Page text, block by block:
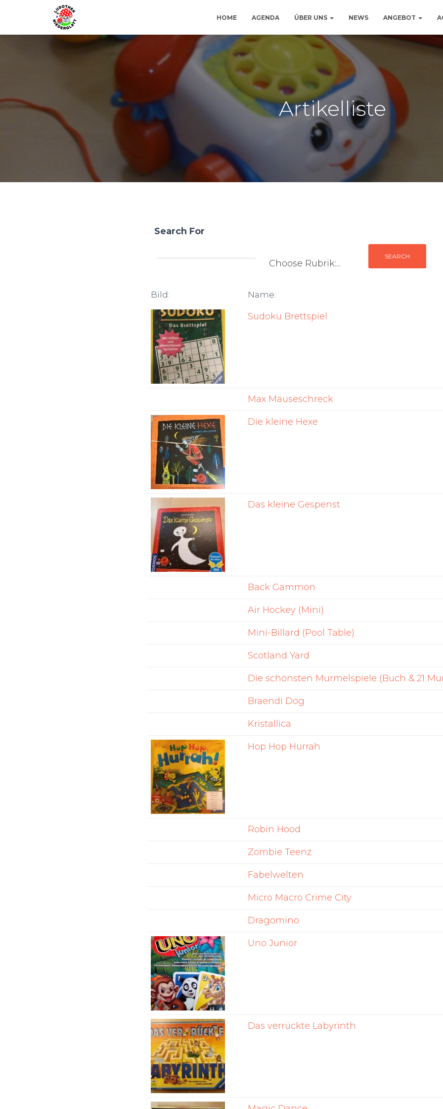
HOME AGENDA ÜBER UNS NEWS ANGEBOT
Artikelliste
Search For
Bild: Name:
Sudoku Brettspiel
Max Mäuseschreck
Die kleine Hexe
Das kleine Gespenst
Back Gammon
Air Hockey (Mini)
Mini-Billard (Pool Table)
Scotland Yard
Die schönsten Murmelspiele (Buch & 21
Braendi Dog
Kristallica
Hop Hop Hurrah
Robin Hood
Zombie Teenz
Fabelwelten
Micro Macro Crime City
Dragomino
Uno Junior
Das verrückte Labyrinth